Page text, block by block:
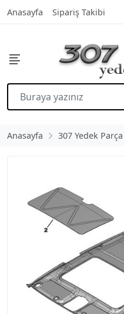
Anasayfa Sipariş Takibi
Anasayfa 307 Yedek Parça